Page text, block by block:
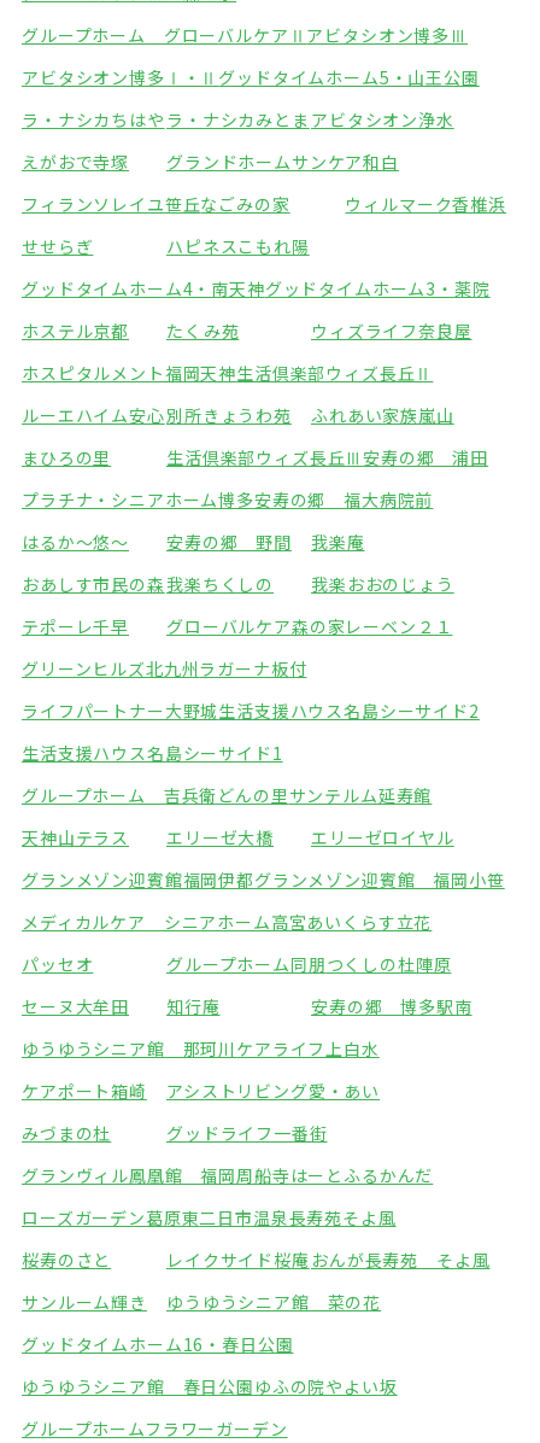
グループホーム グローバルケアⅡ アビタシオン博多Ⅲ
アビタシオン博多Ⅰ・Ⅱ グッドタイムホーム5・山王公園
ラ・ナシカちはや ラ・ナシカみとま アビタシオン浄水
えがおで寺塚
グランドホームサンケア和白
フィランソレイユ笹丘なごみの家
ウィルマーク香椎浜
せせらぎ
ハピネスこもれ陽
グッドタイムホーム4・南天神グッドタイムホーム3・薬院
ホステル京都
たくみ苑
ウィズライフ奈良屋
ホスピタルメント福岡天神生活倶楽部ウィズ長丘Ⅱ
ルーエハイム安心別所きょうわ苑
ふれあい家族嵐山
まひろの里
生活倶楽部ウィズ長丘Ⅲ安寿の郷 浦田
プラチナ・シニアホーム博多安寿の郷 福大病院前
はるか～悠～
安寿の郷 野間
我楽庵
おあしす市民の森 我楽ちくしの
我楽おおのじょう
テポーレ千早
グローバルケア森の家レーベン２１
グリーンヒルズ北九州ラガーナ板付
ライフパートナー大野城生活支援ハウス名島シーサイド2
生活支援ハウス名島シーサイド1
グループホーム 吉兵衛どんの里 サンテルム延寿館
天神山テラス
エリーゼ大橋
エリーゼロイヤル
グランメゾン迎賓館福岡伊都グランメゾン迎賓館 福岡小笹
メディカルケア シニアホーム高宮あいくらす立花
パッセオ
グループホーム同朋つくしの杜陣原
セーヌ大牟田
知行庵
安寿の郷 博多駅南
ゆうゆうシニア館 那珂川 ケアライフ上白水
ケアポート箱崎
アシストリビング愛・あい
みづまの杜
グッドライフ一番街
グランヴィル鳳凰館 福岡周船寺はーとふるかんだ
ローズガーデン葛原東二日市温泉長寿苑そよ風
桜寿のさと
レイクサイド桜庵 おんが長寿苑 そよ風
サンルーム輝き
ゆうゆうシニア館 菜の花
グッドタイムホーム16・春日公園
ゆうゆうシニア館 春日公園 ゆふの院やよい坂
グループホームフラワーガーデン